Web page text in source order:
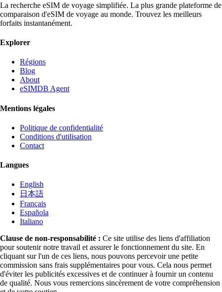
La recherche eSIM de voyage simplifiée. La plus grande plateforme de
comparaison d'eSIM de voyage au monde. Trouvez les meilleurs
forfaits instantanément.
Explorer
Régions
Blog
About
eSIMDB Agent
Mentions légales
Politique de confidentialité
Conditions d'utilisation
Contact
Langues
English
日本語
Français
Española
Italiano
Clause de non-responsabilité : Ce site utilise des liens d'affiliation
pour soutenir notre travail et assurer le fonctionnement du site. En
cliquant sur l'un de ces liens, nous pouvons percevoir une petite
commission sans frais supplémentaires pour vous. Cela nous permet
d'éviter les publicités excessives et de continuer à fournir un contenu
de qualité. Nous vous remercions sincèrement de votre compréhension